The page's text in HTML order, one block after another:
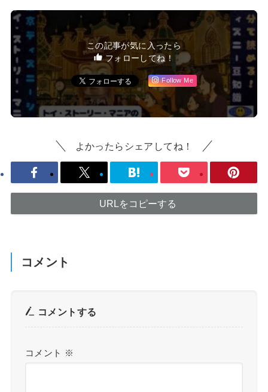
この記事が気に入ったら
フォローしてね！
Follow Me
よかったらシェアしてね！
URLをコピーする
コメント
コメントする
コメント ※